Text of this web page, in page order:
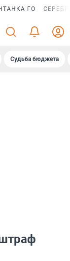
ГО
Судьба бюджета